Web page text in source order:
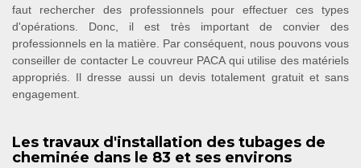
faut rechercher des professionnels pour effectuer ces types
d'opérations. Donc, il est très important de convier des
professionnels en la matière. Par conséquent, nous pouvons vous
conseiller de contacter Le couvreur PACA qui utilise des matériels
appropriés. Il dresse aussi un devis totalement gratuit et sans
engagement.
Les travaux d'installation des tubages de
cheminée dans le 83 et ses environs